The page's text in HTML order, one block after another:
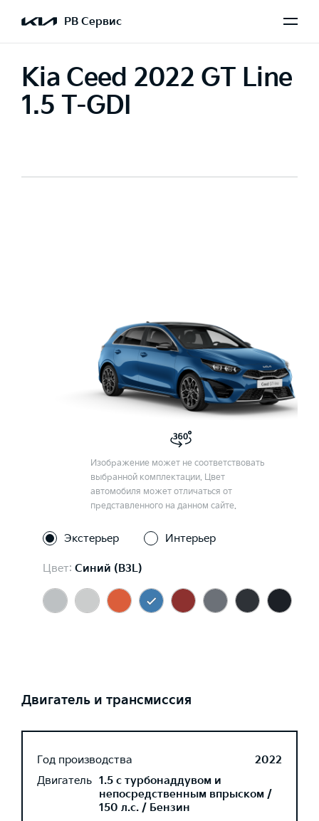
РВ Сервис
Kia Ceed 2022 GT Line
1.5 T-GDI
Изображение может не соответствовать
выбранной комплектации. Цвет
автомобиля может отличаться от
представленного на данном сайте.
Экстерьер Интерьер
Цвет: Синий (B3L)
Двигатель и трансмиссия
Год производства
2022
Двигатель 1.5 с турбонаддувом и
непосредственным впрыском /
150 л.с. / Бензин